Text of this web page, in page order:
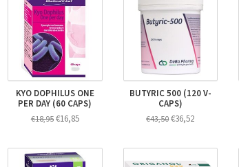
KYO DOPHILUS ONE
PER DAY (60 CAPS)
€18,95€16,85
BUTYRIC 500 (120 V-
CAPS)
€43,50€36,52